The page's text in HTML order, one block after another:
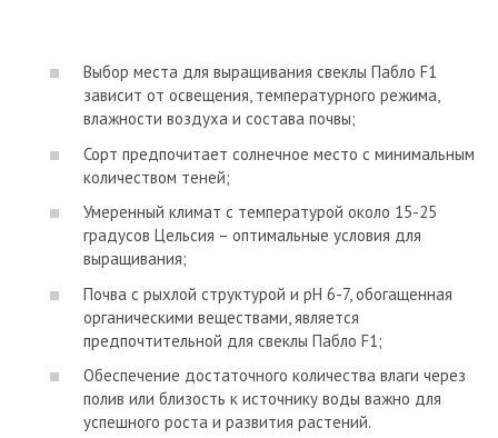
Выбор места для выращивания свеклы Пабло F1
зависит от освещения, температурного режима,
влажности воздуха и состава почвы;
Сорт предпочитает солнечное место с минимальным
количеством теней;
Умеренный климат с температурой около 15-25
градусов Цельсия – оптимальные условия для
выращивания;
Почва с рыхлой структурой и pH 6-7, обогащенная
органическими веществами, является
предпочтительной для свеклы Пабло F1;
Обеспечение достаточного количества влаги через
полив или близость к источнику воды важно для
успешного роста и развития растений.